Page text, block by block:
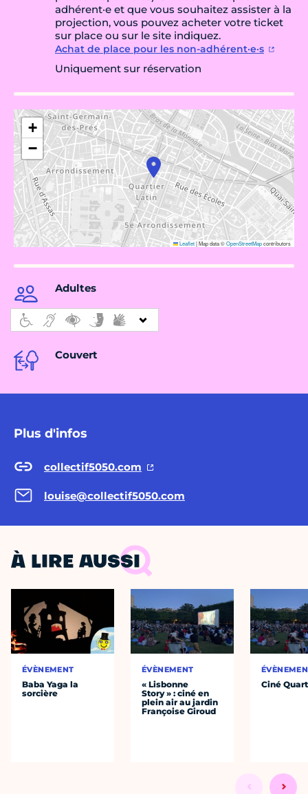
adhérent·e et que vous souhaitez assister à la
projection, vous pouvez acheter votre ticket
sur place ou sur le site indiquez.
Achat de place pour les non-adhérent·e·s
Uniquement sur réservation
+
−
Leaflet|Map data ©OpenStreetMapcontributors
Adultes
Couvert
Plus d'infos
collectif5050.com
louise@collectif5050.com
À LIRE AUSSI
ÉVÈNEMENT
Baba Yaga la
sorcière
ÉVÈNEMENT
« Lisbonne
Story » : ciné en
plein air au jardin
Françoise Giroud
Ciné